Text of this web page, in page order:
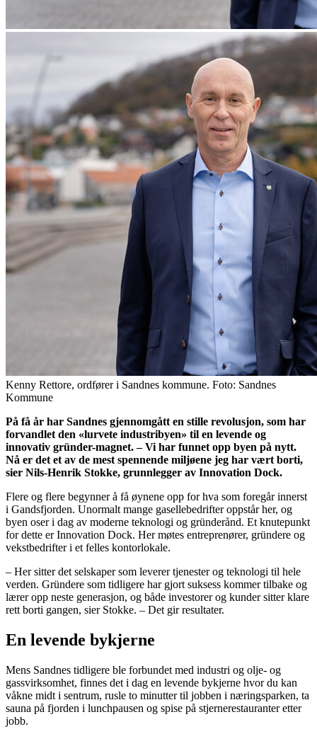
Kenny Rettore, ordfører i Sandnes kommune. Foto: Sandnes
Kommune
På få år har Sandnes gjennomgått en stille revolusjon, som har
forvandlet den «lurvete industribyen» til en levende og
innovativ gründer-magnet. – Vi har funnet opp byen på nytt.
Nå er det et av de mest spennende miljøene jeg har vært borti,
sier Nils-Henrik Stokke, grunnlegger av Innovation Dock.
Flere og flere begynner å få øynene opp for hva som foregår innerst
i Gandsfjorden. Unormalt mange gasellebedrifter oppstår her, og
byen oser i dag av moderne teknologi og gründerånd. Et knutepunkt
for dette er Innovation Dock. Her møtes entreprenører, gründere og
vekstbedrifter i et felles kontorlokale.
– Her sitter det selskaper som leverer tjenester og teknologi til hele
verden. Gründere som tidligere har gjort suksess kommer tilbake og
lærer opp neste generasjon, og både investorer og kunder sitter klare
rett borti gangen, sier Stokke. – Det gir resultater.
En levende bykjerne
Mens Sandnes tidligere ble forbundet med industri og olje- og
gassvirksomhet, finnes det i dag en levende bykjerne hvor du kan
våkne midt i sentrum, rusle to minutter til jobben i næringsparken, ta
sauna på fjorden i lunchpausen og spise på stjernerestauranter etter
jobb.